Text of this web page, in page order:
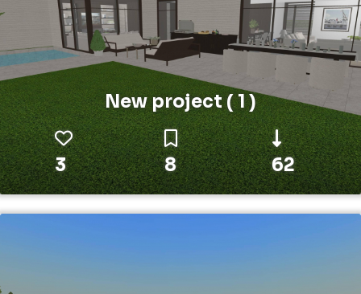
New project ( 1 )
3 8 62